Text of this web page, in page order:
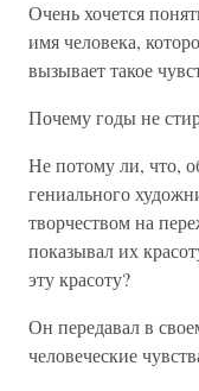
Очень хочется
имя человека,
вызывает такое
Почему годы не
Не потому ли, что,
гениального
творчеством на
показывал их
эту красоту?
Он передавал в
человеческие